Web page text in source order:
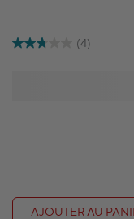
(4)
AJOUTER AU